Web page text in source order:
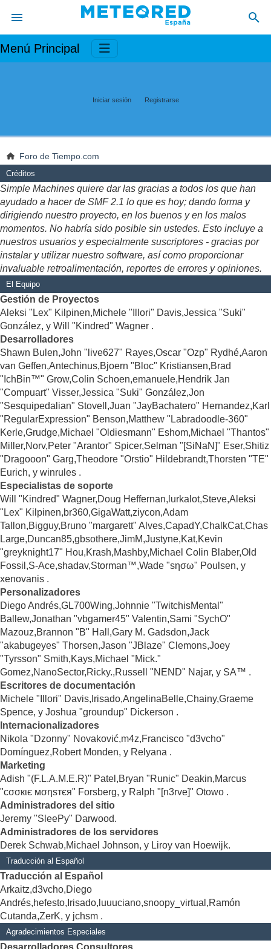
Menú Principal
Iniciar sesión Registrarse
Foro de Tiempo.com
Créditos
Simple Machines quiere dar las gracias a todos los que han
ayudado a hacer de SMF 2.1 lo que es hoy; dando forma y
dirigiendo nuestro proyecto, en los buenos y en los malos
momentos. No habría sido posible sin ustedes. Esto incluye a
nuestros usuarios y especialmente suscriptores - gracias por
instalar y utilizar nuestro software, así como proporcionar
invaluable retroalimentación, reportes de errores y opiniones.
El Equipo
Gestión de Proyectos
Aleksi "Lex" Kilpinen,Michele "Illori" Davis,Jessica "Suki"
González, y Will "Kindred" Wagner .
Desarrolladores
Shawn Bulen,John "live627" Rayes,Oscar "Ozp" Rydhé,Aaron
van Geffen,Antechinus,Bjoern "Bloc" Kristiansen,Brad
"IchBin™" Grow,Colin Schoen,emanuele,Hendrik Jan
"Compuart" Visser,Jessica "Suki" González,Jon
"Sesquipedalian" Stovell,Juan "JayBachatero" Hernandez,Karl
"RegularExpression" Benson,Matthew "Labradoodle-360"
Kerle,Grudge,Michael "Oldiesmann" Eshom,Michael "Thantos"
Miller,Norv,Peter "Arantor" Spicer,Selman "[SiNaN]" Eser,Shitiz
"Dragooon" Garg,Theodore "Orstio" Hildebrandt,Thorsten "TE"
Eurich, y winrules .
Especialistas de soporte
Will "Kindred" Wagner,Doug Heffernan,lurkalot,Steve,Aleksi
"Lex" Kilpinen,br360,GigaWatt,ziycon,Adam
Tallon,Bigguy,Bruno "margarett" Alves,CapadY,ChalkCat,Chas
Large,Duncan85,gbsothere,JimM,Justyne,Kat,Kevin
"greyknight17" Hou,Krash,Mashby,Michael Colin Blaber,Old
Fossil,S-Ace,shadav,Storman™,Wade "sησω" Poulsen, y
xenovanis .
Personalizadores
Diego Andrés,GL700Wing,Johnnie "TwitchisMental"
Ballew,Jonathan "vbgamer45" Valentin,Sami "SychO"
Mazouz,Brannon "B" Hall,Gary M. Gadsdon,Jack
"akabugeyes" Thorsen,Jason "JBlaze" Clemons,Joey
"Tyrsson" Smith,Kays,Michael "Mick."
Gomez,NanoSector,Ricky.,Russell "NEND" Najar, y SA™ .
Escritores de documentación
Michele "Illori" Davis,Irisado,AngelinaBelle,Chainy,Graeme
Spence, y Joshua "groundup" Dickerson .
Internacionalizadores
Nikola "Dzonny" Novaković,m4z,Francisco "d3vcho"
Domínguez,Robert Monden, y Relyana .
Marketing
Adish "(F.L.A.M.E.R)" Patel,Bryan "Runic" Deakin,Marcus
"cσσкιє мσηѕтєя" Forsberg, y Ralph "[n3rve]" Otowo .
Administradores del sitio
Jeremy "SleePy" Darwood.
Administradores de los servidores
Derek Schwab,Michael Johnson, y Liroy van Hoewijk.
Traducción al Español
Traducción al Español
Arkaitz,d3vcho,Diego
Andrés,hefesto,Irisado,luuuciano,snoopy_virtual,Ramón
Cutanda,ZerK, y jchsm .
Agradecimientos Especiales
Desarrolladores Consultores